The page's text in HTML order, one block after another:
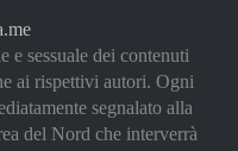
e sessuale dei contenuti
ai rispettivi autori. Ogni
segnalato alla
del Nord che interverrà